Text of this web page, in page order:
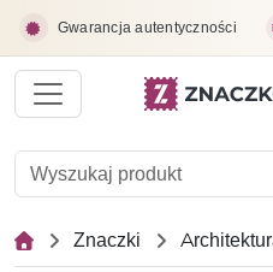
Gwarancja autentyczności
Znaczki